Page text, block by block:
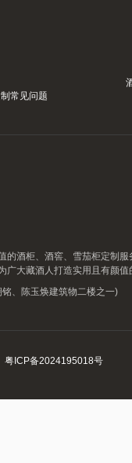
常见问题
的酒柜、酒窖、雪茄柜定制
广大藏酒人打造实用且有颜值
、陈玉焕建筑物二楼之一)
粤ICP备2024195018号